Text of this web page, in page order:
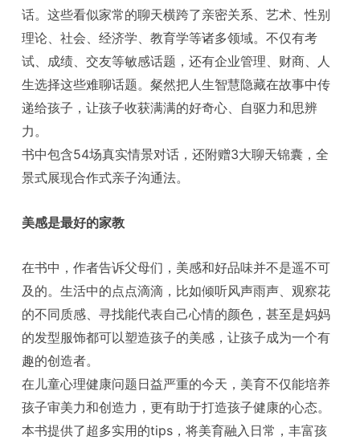
话。这些看似家常的聊天横跨了亲密关系、艺术、性别
理论、社会、经济学、教育学等诸多领域。不仅有考
试、成绩、交友等敏感话题，还有企业管理、财商、人
生选择这些难聊话题。粲然把人生智慧隐藏在故事中传
递给孩子，让孩子收获满满的好奇心、自驱力和思辨
力。
书中包含54场真实情景对话，还附赠3大聊天锦囊，全
景式展现合作式亲子沟通法。
美感是最好的家教
在书中，作者告诉父母们，美感和好品味并不是遥不可
及的。生活中的点点滴滴，比如倾听风声雨声、观察花
的不同质感、寻找能代表自己心情的颜色，甚至是妈妈
的发型服饰都可以塑造孩子的美感，让孩子成为一个有
趣的创造者。
在儿童心理健康问题日益严重的今天，美育不仅能培养
孩子审美力和创造力，更有助于打造孩子健康的心态。
本书提供了超多实用的tips，将美育融入日常，丰富孩